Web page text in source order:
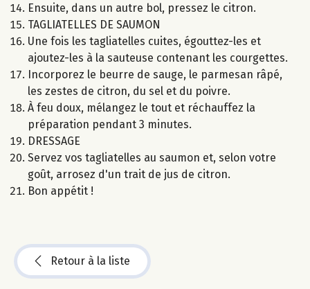
Ensuite, dans un autre bol, pressez le citron.
TAGLIATELLES DE SAUMON
Une fois les tagliatelles cuites, égouttez-les et
ajoutez-les à la sauteuse contenant les courgettes.
Incorporez le beurre de sauge, le parmesan râpé,
les zestes de citron, du sel et du poivre.
À feu doux, mélangez le tout et réchauffez la
préparation pendant 3 minutes.
DRESSAGE
Servez vos tagliatelles au saumon et, selon votre
goût, arrosez d'un trait de jus de citron.
Bon appétit !
Retour à la liste